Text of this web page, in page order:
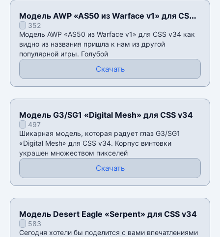
Модель AWP «AS50 из Warface v1» для CSS
v34352
Модель AWP «AS50 из Warface v1» для CSS v34 как
видно из названия пришла к нам из другой
популярной игры. Голубой
Скачать
Модель G3/SG1 «Digital Mesh» для CSS v34
497
Шикарная модель, которая радует глаз G3/SG1
«Digital Mesh» для CSS v34. Корпус винтовки
украшен множеством пикселей
Скачать
Модель Desert Eagle «Serpent» для CSS v34
583
Сегодня хотели бы поделится с вами впечатлениями